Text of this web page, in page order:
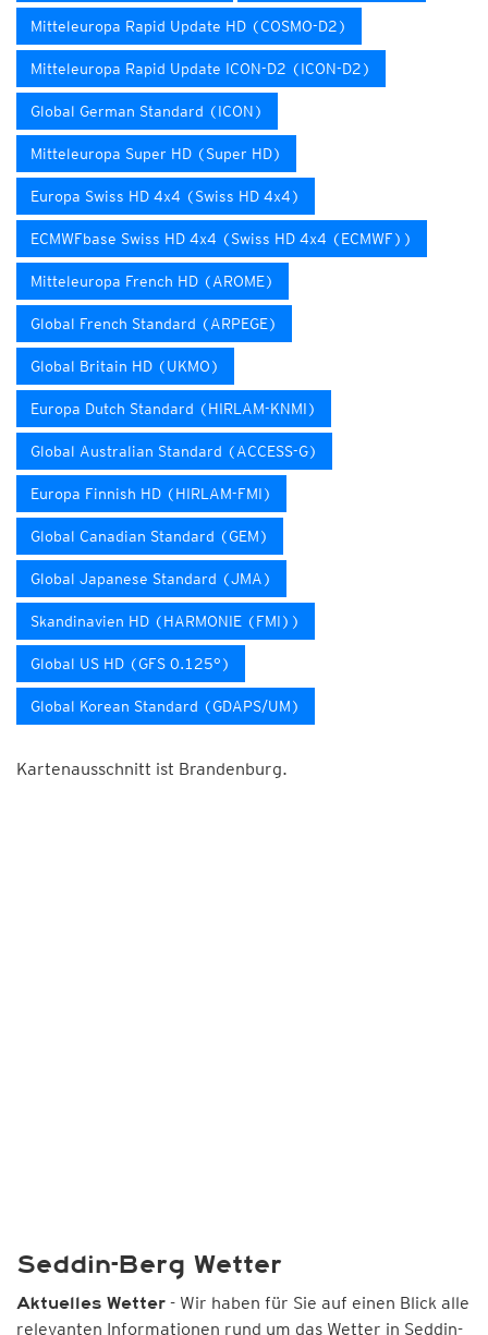
Mitteleuropa Rapid Update HD (COSMO-D2)
Mitteleuropa Rapid Update ICON-D2 (ICON-D2)
Global German Standard (ICON)
Mitteleuropa Super HD (Super HD)
Europa Swiss HD 4x4 (Swiss HD 4x4)
ECMWFbase Swiss HD 4x4 (Swiss HD 4x4 (ECMWF))
Mitteleuropa French HD (AROME)
Global French Standard (ARPEGE)
Global Britain HD (UKMO)
Europa Dutch Standard (HIRLAM-KNMI)
Global Australian Standard (ACCESS-G)
Europa Finnish HD (HIRLAM-FMI)
Global Canadian Standard (GEM)
Global Japanese Standard (JMA)
Skandinavien HD (HARMONIE (FMI))
Global US HD (GFS 0.125°)
Global Korean Standard (GDAPS/UM)
Kartenausschnitt ist Brandenburg.
Seddin-Berg Wetter
Aktuelles Wetter - Wir haben für Sie auf einen Blick alle
relevanten Informationen rund um das Wetter in Seddin-